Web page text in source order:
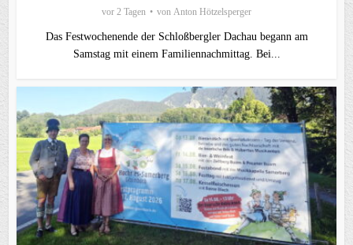
vor 2 Tagen von Anton Hötzelsperger
Das Festwochenende der Schloßbergler Dachau begann am
Samstag mit einem Familiennachmittag. Bei...